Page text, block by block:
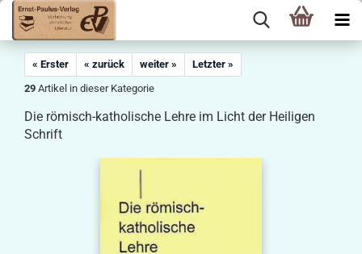
« Erster « zurück weiter »
Letzter »
29 Artikel in dieser Kategorie
Die römisch-katholische Lehre im Licht der Heiligen
Schrift